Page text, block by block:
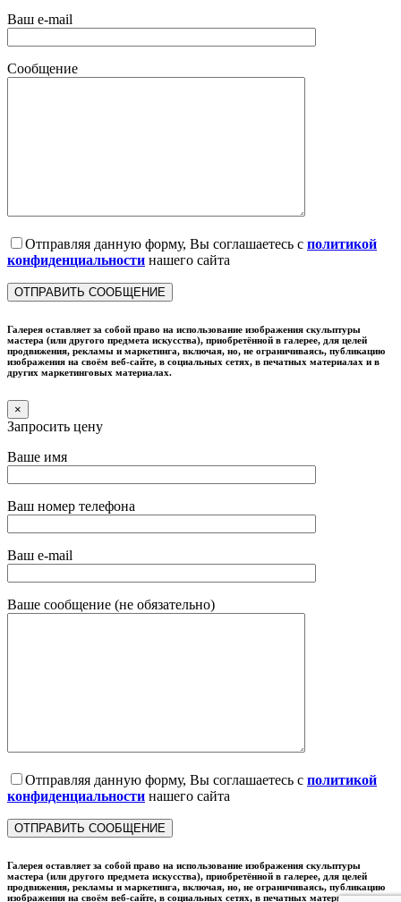
Ваш e-mail
Сообщение
Отправляя данную форму, Вы соглашаетесь с политикой
конфиденциальности нашего сайта
Галерея оставляет за собой право на использование изображения скульптуры
мастера (или другого предмета искусства), приобретённой в галерее, для целей
продвижения, рекламы и маркетинга, включая, но, не ограничиваясь, публикацию
изображения на своём веб-сайте, в социальных сетях, в печатных материалах и в
других маркетинговых материалах.
×
Запросить цену
Ваше имя
Ваш номер телефона
Ваш e-mail
Ваше сообщение (не обязательно)
Отправляя данную форму, Вы соглашаетесь с политикой
конфиденциальности нашего сайта
Галерея оставляет за собой право на использование изображения скульптуры
мастера (или другого предмета искусства), приобретённой в галерее, для целей
продвижения, рекламы и маркетинга, включая, но, не ограничиваясь, публикацию
изображения на своём веб-сайте, в социальных сетях, в печатных материалах и в